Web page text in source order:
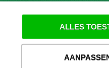
ALLES